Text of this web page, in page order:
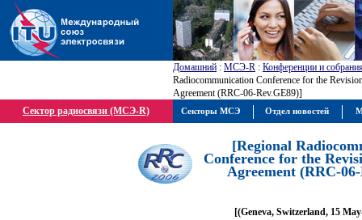
Домашний : МСЭ-R : Конференции и
Radiocommunication Conference for the
Agreement (RRC-06-Rev.GE89)]
Сектор радиосвязи (МСЭ-R)
[Regional
Conference for the
Agreement (RRC-
[(Geneva, Switzerland, 15
Секторы МСЭ Отдел новостей